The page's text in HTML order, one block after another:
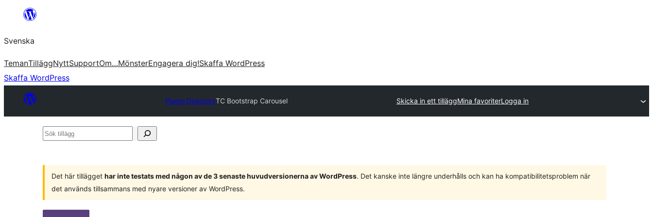
Hoppa
innehåll
Svenska
TemanTilläggNyttSupportOm…MönsterEngagera dig!Skaffa WordPress
Skaffa WordPress
Plugin DirectoryTC Bootstrap Carousel Skicka in ett tilläggMina favoriterLogga in
Sök
Det här tillägget har inte testats med någon av de 3 senaste huvudversionerna av WordPress. Det kanske inte längre underhålls och kan ha kompatibilitetsproblem när
det används tillsammans med nyare versioner av WordPress.